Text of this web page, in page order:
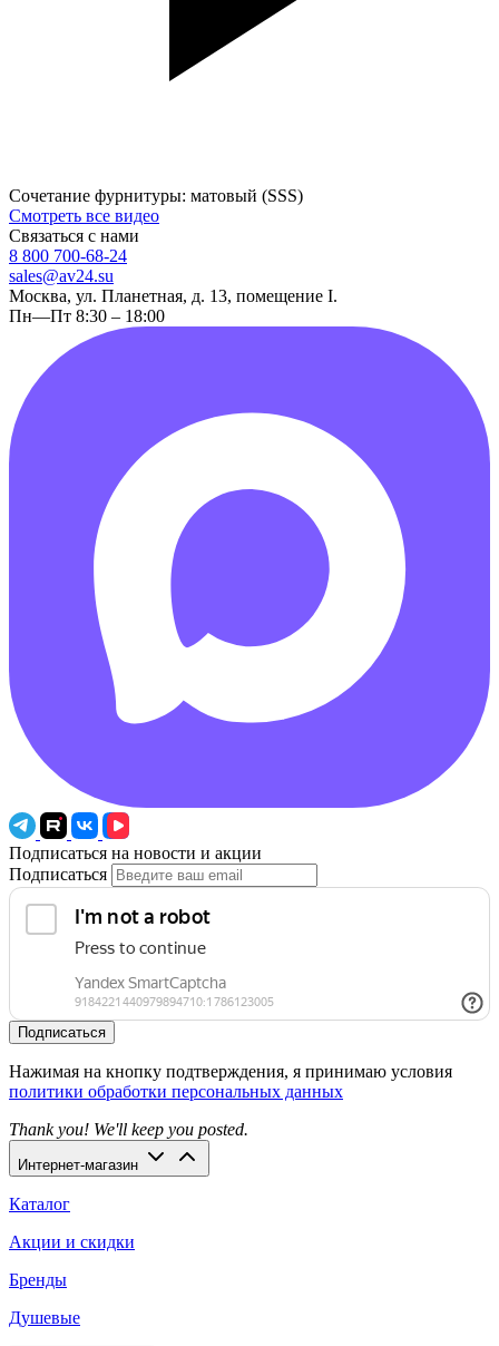
Сочетание фурнитуры: матовый (SSS)
Смотреть все видео
Связаться с нами
8 800 700-68-24
sales@av24.su
Москва, ул. Планетная, д. 13, помещение I.
Пн—Пт 8:30 – 18:00
Подписаться на новости и акции
Подписаться
Подписаться
Нажимая на кнопку подтверждения, я принимаю условия
политики обработки персональных данных
Thank you! We'll keep you posted.
Интернет-магазин
Каталог
Акции и скидки
Бренды
Душевые